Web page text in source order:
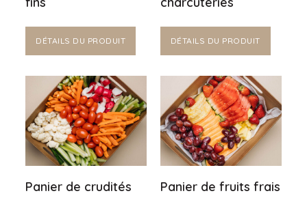
DÉTAILS DU PRODUIT DÉTAILS DU PRODUIT
Panier de crudités Panier de fruits frais